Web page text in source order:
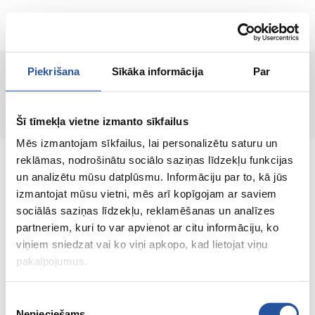
Piekrišana Sīkāka informācija Par
Šī tīmekļa vietne izmanto sīkfailus
Mēs izmantojam sīkfailus, lai personalizētu saturu un
reklāmas, nodrošinātu sociālo saziņas līdzekļu funkcijas
un analizētu mūsu datplūsmu. Informāciju par to, kā jūs
izmantojat mūsu vietni, mēs arī kopīgojam ar saviem
sociālās saziņas līdzekļu, reklamēšanas un analīzes
partneriem, kuri to var apvienot ar citu informāciju, ko
viņiem sniedzat vai ko viņi apkopo, kad lietojat viņu
pakalpojumus.
ET
Lehte ei leitud!
Veebipoodi soodsate hindade ja kvaliteetsete
toodetega, kus kliendi rahulolu on meie
peamine väärtus.
Koik sinu kodu ja aia jaoks!